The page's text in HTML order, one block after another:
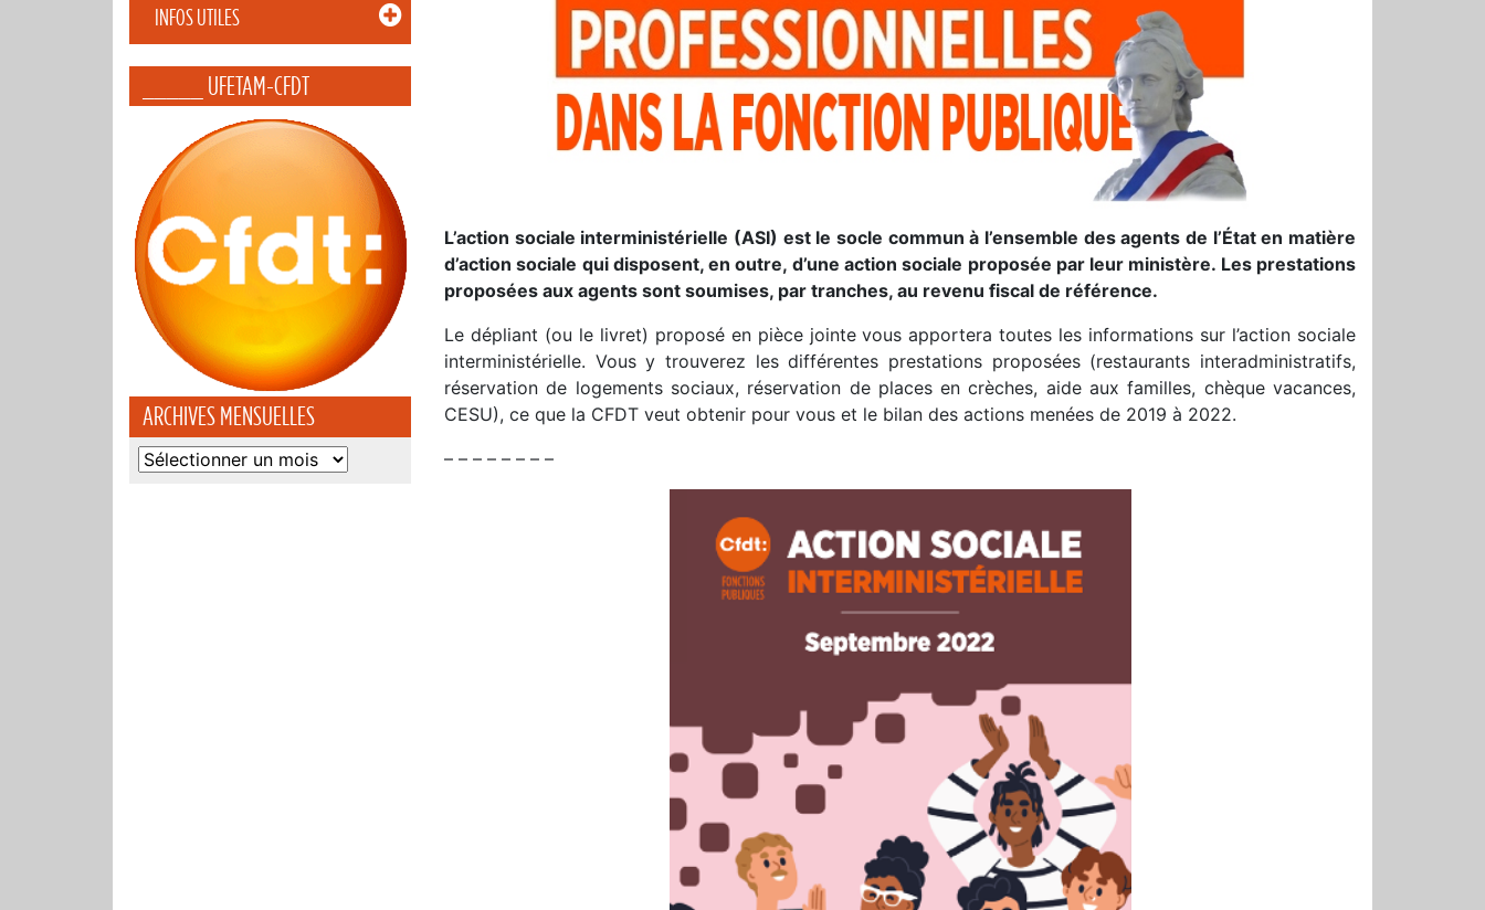
INFOS UTILES
_____ UFETAM-CFDT
ARCHIVES MENSUELLES
Archives
L’action sociale interministérielle (ASI) est le socle commun à l’ensemble des agents de l’État en matière
d’action sociale qui disposent, en outre, d’une action sociale proposée par leur ministère. Les prestations
proposées aux agents sont soumises, par tranches, au revenu fiscal de référence.
Le dépliant (ou le livret) proposé en pièce jointe vous apportera toutes les informations sur l’action sociale
interministérielle. Vous y trouverez les différentes prestations proposées (restaurants interadministratifs,
réservation de logements sociaux, réservation de places en crèches, aide aux familles, chèque vacances,
CESU), ce que la CFDT veut obtenir pour vous et le bilan des actions menées de 2019 à 2022.
– – – – – – – –